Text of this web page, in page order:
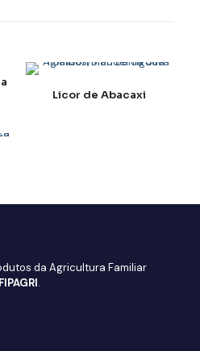
Licor de Abacaxi
da Agricultura Familiar
FIPAGRI.